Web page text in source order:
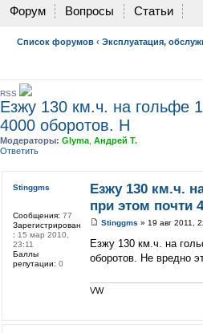
Форум Вопросы Статьи
Список форумов ‹ Эксплуатация,
RSS
Езжу 130 км.ч. на гольфе
4000 оборотов. Н
Модераторы: Glyma Андрей Т.
Ответить
Езжу 130 км.ч.
при этом почти
Stinggms » 19 авг 2011,
Езжу 130 км.ч. на
оборотов. Не вредно
VW
Stinggms
Сообщения: 77
Зарегистрирован
: 15 мар 2010,
23:11
Баллы
репутации: 0